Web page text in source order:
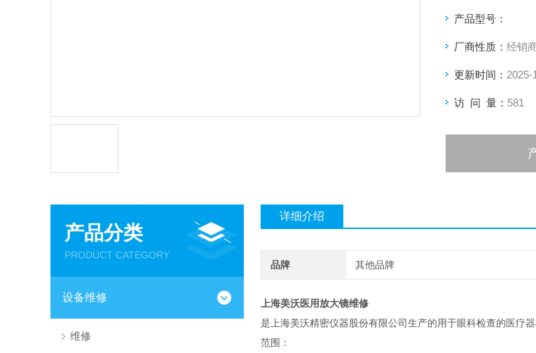
产品型号：
厂商性质： 经销
更新时间： 2025-
访 问 量： 581
产品分类
PRODUCT CATEGORY
设备维修
维修
详细介绍
品牌 其他品牌
上海美沃医用放大镜维修
是上海美沃精密仪器股份有限公司生产的用于眼科检查的医疗
范围：